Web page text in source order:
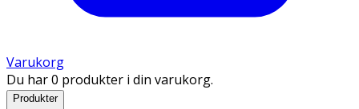
Varukorg
Du har 0 produkter i din varukorg.
Produkter